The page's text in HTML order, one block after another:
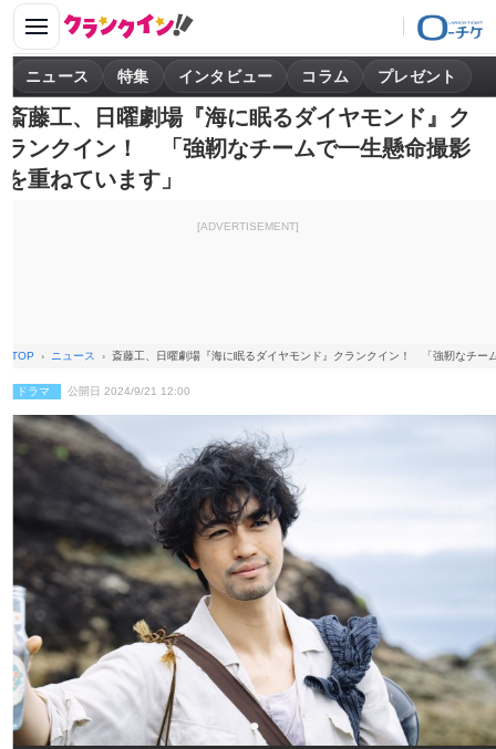
ニュース 特集 インタビュー コラム プレゼント
斎藤工、日曜劇場『海に眠るダイヤモンド』ク
ランクイン！ 「強靭なチームで一生懸命撮影
を重ねています」
[ADVERTISEMENT]
TOP ニュース 斎藤工、日曜劇場『海に眠るダイヤモンド』クランクイン！ 「強靭なチー
ドラマ 公開日 2024/9/21 12:00